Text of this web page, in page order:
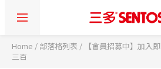
Home / 部落格列表 /
【會員招募中】加入
三百